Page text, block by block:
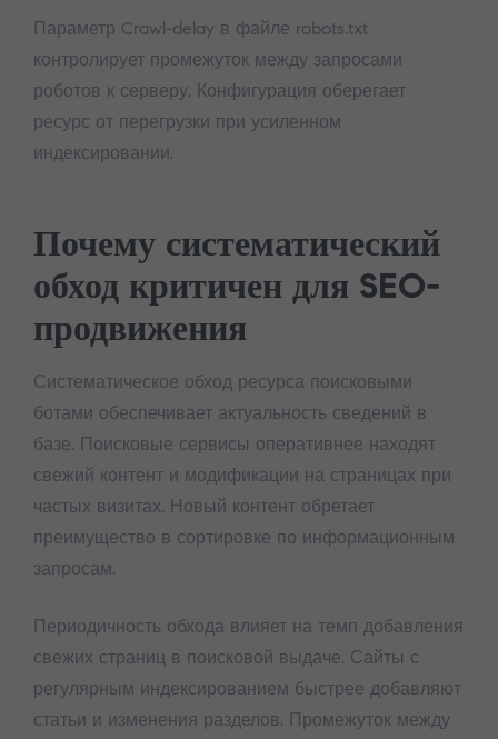
Параметр Crawl-delay в файле robots.txt
контролирует промежуток между запросами
роботов к серверу. Конфигурация оберегает
ресурс от перегрузки при усиленном
индексировании.
Почему систематический
обход критичен для SEO-
продвижения
Систематическое обход ресурса поисковыми
ботами обеспечивает актуальность сведений в
базе. Поисковые сервисы оперативнее находят
свежий контент и модификации на страницах при
частых визитах. Новый контент обретает
преимущество в сортировке по информационным
запросам.
Периодичность обхода влияет на темп добавления
свежих страниц в поисковой выдаче. Сайты с
регулярным индексированием быстрее добавляют
статьи и изменения разделов. Промежуток между